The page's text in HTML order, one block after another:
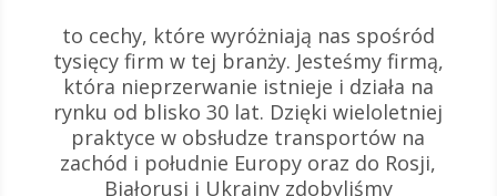
to cechy, które wyróżniają nas spośród
tysięcy firm w tej branży. Jesteśmy firmą,
która nieprzerwanie istnieje i działa na
rynku od blisko 30 lat. Dzięki wieloletniej
praktyce w obsłudze transportów na
zachód i południe Europy oraz do Rosji,
Białorusi i Ukrainy zdobyliśmy